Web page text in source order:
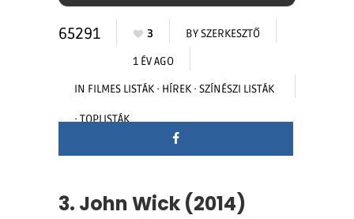
65291 3 BYSZERKESZTŐ
1 ÉV AGO
IN FILMES LISTÁK · HÍREK · SZÍNÉSZI LISTÁK
·TOPLISTÁK
3. John Wick (2014)